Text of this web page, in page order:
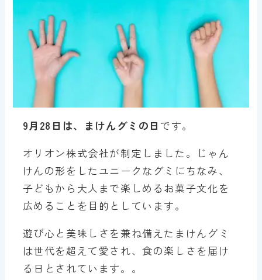
9月28日は、まけんグミの日 です。
オリオン株式会社が制定しました。じゃん
けんの形をしたユニークなグミにちなみ、
子どもから大人まで楽しめるお菓子文化を
広めることを目的としています。
遊び心と美味しさを兼ね備えたまけんグミ
は世代を超えて愛され、食の楽しさを届け
る日とされています。。